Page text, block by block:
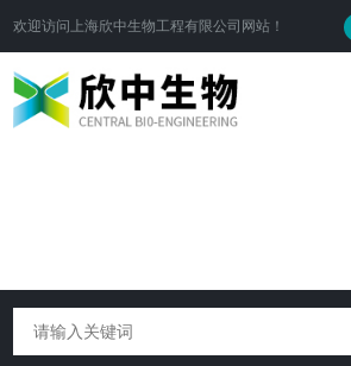
欢迎访问 上海欣中生物工程有限公司 网站！